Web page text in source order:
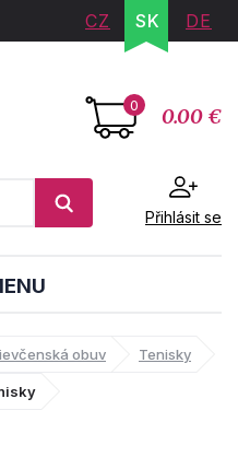
CZ SK DE
0 0.00 €
Přihlásit se
obuv Tenisky